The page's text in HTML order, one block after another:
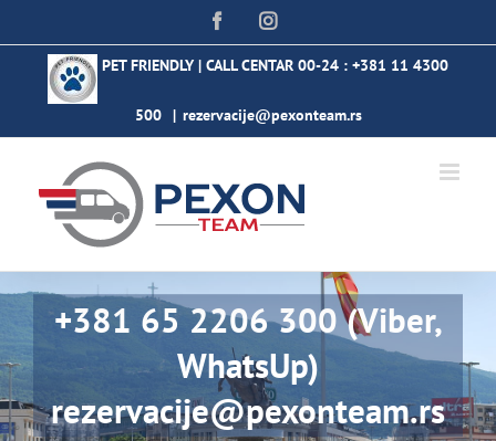
to
content
FacebookInstagram
PET FRIENDLY | CALL CENTAR 00-24 : +381 11 4300
500 | rezervacije@pexonteam.rs
+381 65 2206 300 (Viber,
WhatsUp)
rezervacije@pexonteam.rs